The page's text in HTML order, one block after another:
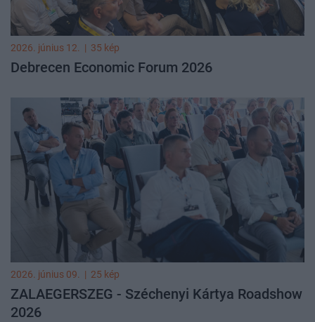
2026. június 12. | 35 kép
Debrecen Economic Forum 2026
2026. június 09. | 25 kép
ZALAEGERSZEG - Széchenyi Kártya Roadshow
2026